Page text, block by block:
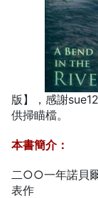
版】，感謝
供掃瞄檔。
本書簡介：
二○○一年諾貝
表作